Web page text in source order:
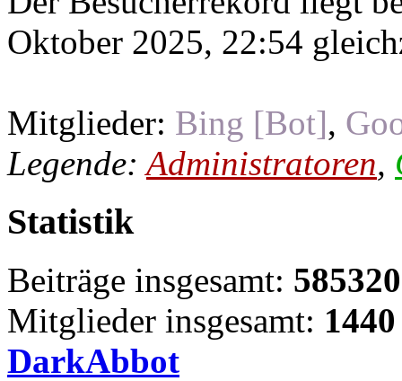
Oktober 2025, 22:54
Mitglieder: Bing [Bot],
Legende:Administratoren,
Statistik
Beiträge insgesamt: 585320
Mitglieder insgesamt: 1440
DarkAbbot